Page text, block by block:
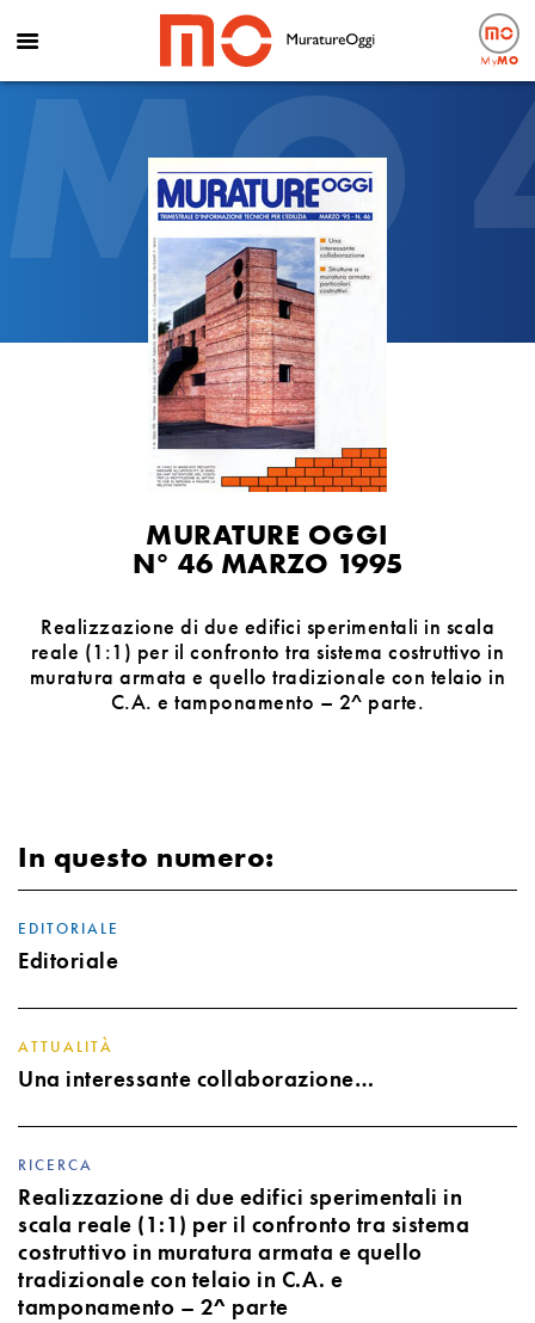
MyMO
MO
MURATURE OGGI
N° 46 MARZO 1995
Realizzazione di due edifici sperimentali in scala
reale (1:1) per il confronto tra sistema costruttivo in
muratura armata e quello tradizionale con telaio in
C.A. e tamponamento – 2^ parte.
In questo numero:
EDITORIALE
Editoriale
ATTUALITÀ
Una interessante collaborazione…
RICERCA
Realizzazione di due edifici sperimentali in
scala reale (1:1) per il confronto tra sistema
costruttivo in muratura armata e quello
tradizionale con telaio in C.A. e
tamponamento – 2^ parte